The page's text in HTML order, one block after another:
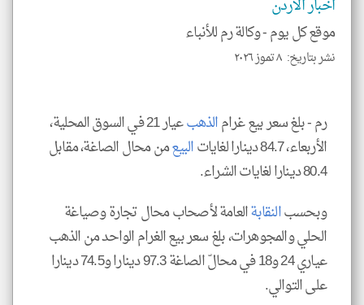
اخبار الاردن
موقع كل يوم -وكالة رم للأنباء
نشر بتاريخ: ٨ تموز ٢٠٢٦
رم - بلغ سعر بيع غرامالذهب
عيار 21 في السوق المحلية،
الأربعاء، 84.7 دينارا لغايات
البيعمن محال الصاغة، مقابل
80.4 دينارا لغايات الشراء.
وبحسبالنقابةالعامة لأصحاب محال تجارة وصياغة
الحلي والمجوهرات، بلغ سعر بيع الغرام الواحد من الذهب
عياري 24 و18 في محالّ الصاغة 97.3 دينارا و74.5 دينارا
على التوالي.
klyoum.com